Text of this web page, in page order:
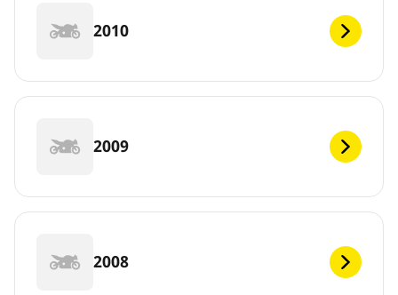
2010
2009
2008